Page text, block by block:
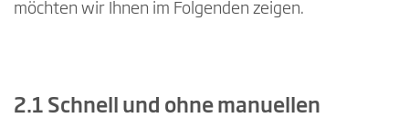
möchten wir Ihnen im Folgenden zeigen.
2.1 Schnell und ohne manuellen